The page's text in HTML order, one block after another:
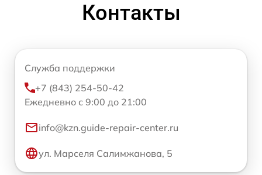
Контакты
Служба поддержки
+7 (843) 254-50-42
Ежедневно с 9:00 до 21:00
info@kzn.guide-repair-center.ru
ул. Марселя Салимжанова, 5